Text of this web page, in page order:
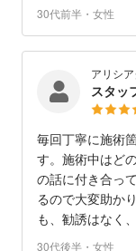
30代前半・女性
アリシ
スタッ
毎回丁寧に施術
す。施術中はど
の話に付き合っ
るので大変助か
も、勧誘はなく
30代後半・女性